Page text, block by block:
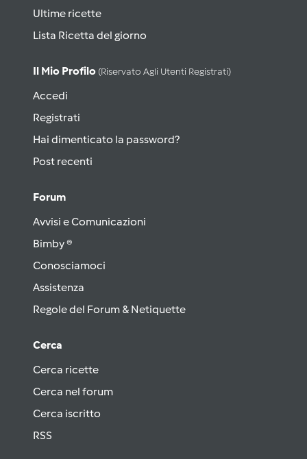
Ultime ricette
Lista Ricetta del giorno
Il Mio Profilo (riservato Agli Utenti Registrati)
Accedi
Registrati
Hai dimenticato la password?
Post recenti
Forum
Avvisi e Comunicazioni
Bimby ®
Conosciamoci
Assistenza
Regole del Forum & Netiquette
Cerca
Cerca ricette
Cerca nel forum
Cerca iscritto
RSS